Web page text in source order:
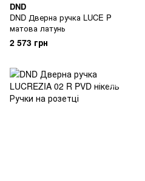
DND
DND Дверна ручка LUCE P
матова латунь
2 573 грн